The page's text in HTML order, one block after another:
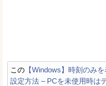
この 【Windows】時刻のみ
設定方法 – PCを未使用時は